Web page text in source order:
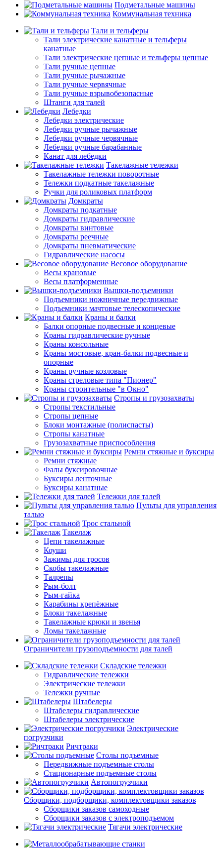
Подметальные машины
Коммунальная техника
Тали и тельферы
Тали электрические канатные и тельферы
канатные
Тали электрические цепные и тельферы цепные
Тали ручные цепные
Тали ручные рычажные
Тали ручные червячные
Тали ручные взрывобезопасные
Штанги для талей
Лебедки
Лебедки электрические
Лебедки ручные рычажные
Лебедки ручные червячные
Лебедки ручные барабанные
Канат для лебедки
Такелажные тележки
Такелажные тележки поворотные
Тележки подкатные такелажные
Ручки для роликовых платформ
Домкраты
Домкраты подкатные
Домкраты гидравлические
Домкраты винтовые
Домкраты реечные
Домкраты пневматические
Гидравлические насосы
Весовое оборудование
Весы крановые
Весы платформенные
Вышки-подъемники
Подъемники ножничные передвижные
Подъемники мачтовые телескопические
Краны и балки
Балки опорные подвесные и концевые
Краны гидравлические ручные
Краны консольные
Краны мостовые, кран-балки подвесные и
опорные
Краны ручные козловые
Краны стреловые типа "Пионер"
Краны строительные "в Окно"
Стропы и грузозахваты
Стропы текстильные
Стропы цепные
Блоки монтажные (полиспасты)
Стропы канатные
Грузозахватные приспособления
Ремни стяжные и буксиры
Ремни стяжные
Фалы буксировочные
Буксиры ленточные
Буксиры канатные
Тележки для талей
Пульты для управления
талью
Трос стальной
Такелаж
Цепи такелажные
Коуши
Зажимы для тросов
Скобы такелажные
Талрепы
Рым-болт
Рым-гайка
Карабины крепёжные
Блоки такелажные
Такелажные крюки и звенья
Ломы такелажные
Ограничители грузоподъемности для талей
Складские тележки
Гидравлические тележки
Электрические тележки
Тележки ручные
Штабелеры
Штабелеры гидравлические
Штабелеры электрические
Электрические
погрузчики
Ричтраки
Столы подъемные
Передвижные подъемные столы
Стационарные подъемные столы
Автопогрузчики
Сборщики, подборщики, комплектовщики заказов
Сборщики заказов самоходные
Сборщики заказов с электроподъемом
Тягачи электрические